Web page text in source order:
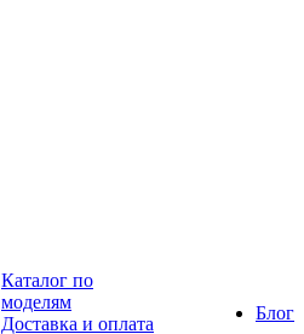
Каталог по
моделям
Доставка и оплата
Блог